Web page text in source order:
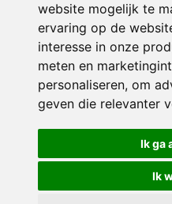
website mogelijk te
ervaring op de
interesse in onze
meten en
personaliseren, om
geven die relevanter
Ik ga
Ik
© 2026 Avonturijn |
Privacy policy|Disclaimer|
Crealisatie